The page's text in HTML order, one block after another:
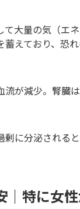
大量の気（エ
えており、恐
が減少。腎臓
剰に分泌される
特に女